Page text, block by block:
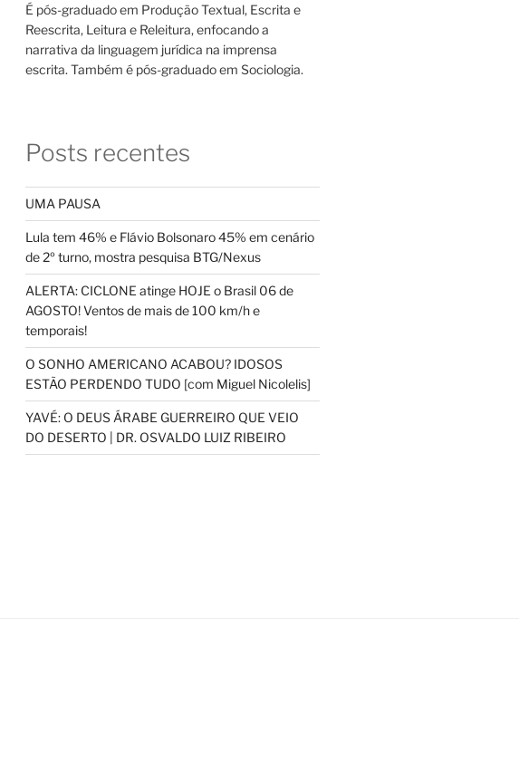
É pós-graduado em Produção Textual, Escrita e
Reescrita, Leitura e Releitura, enfocando a
narrativa da linguagem jurídica na imprensa
escrita. Também é pós-graduado em Sociologia.
Posts recentes
UMA PAUSA
Lula tem 46% e Flávio Bolsonaro 45% em cenário
de 2º turno, mostra pesquisa BTG/Nexus
ALERTA: CICLONE atinge HOJE o Brasil 06 de
AGOSTO! Ventos de mais de 100 km/h e
temporais!
O SONHO AMERICANO ACABOU? IDOSOS
ESTÃO PERDENDO TUDO [com Miguel Nicolelis]
YAVÉ: O DEUS ÁRABE GUERREIRO QUE VEIO
DO DESERTO | DR. OSVALDO LUIZ RIBEIRO